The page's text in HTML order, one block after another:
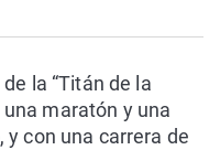
la “Titán de la
maratón y una
con una carrera de